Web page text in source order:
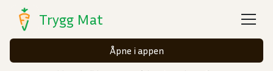
Trygg Mat
Åpne i appen